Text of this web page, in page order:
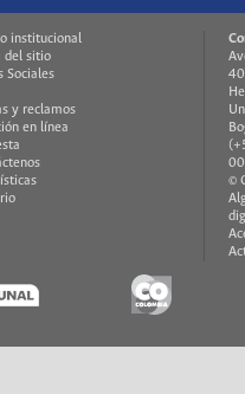
institucional
del sitio
Sociales
y reclamos
en línea
©